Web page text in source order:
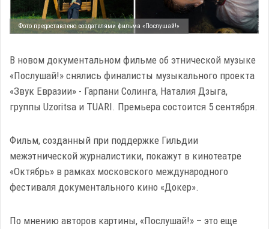
Фото предоставлено создателями фильма «Послушай!»
В новом документальном фильме об этнической музыке
«Послушай!» снялись финалисты музыкального проекта
«Звук Евразии» - Гарпани Солинга, Наталия Дзыга,
группы Uzoritsa и TUARI. Премьера состоится 5 сентября.
Фильм, созданный при поддержке Гильдии
межэтнической журналистики, покажут в кинотеатре
«Октябрь» в рамках московского международного
фестиваля документального кино «Докер».
По мнению авторов картины, «Послушай!» – это еще